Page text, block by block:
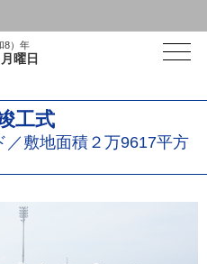
8）年
曜日
工式
敷地面積２万9617平方